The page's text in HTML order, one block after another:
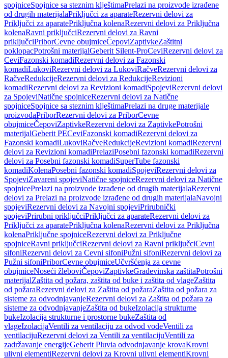
spojniceSpojnice sa steznim klještimaPrelazi na proizvode izrađene
od drugih materijalaPriključci za aparateRezervni delovi za
Priključci za aparatePriključna kolenaRezervni delovi za Priključna
kolenaRavni priključciRezervni delovi za Ravni
priključciPriborCevne obujmiceČepoviZaptivkeZaštitni
poklopacPotrošni materijalGeberit Silent-ProCeviRezervni delovi za
CeviFazonski komadiRezervni delovi za Fazonski
komadiLukoviRezervni delovi za LukoviRačveRezervni delovi za
RačveRedukcijeRezervni delovi za RedukcijeRevizioni
komadiRezervni delovi za Revizioni komadiSpojeviRezervni delovi
za SpojeviNatične spojniceRezervni delovi za Natične
spojniceSpojnice sa steznim klještimaPrelazi na druge materijale
proizvodaPriborRezervni delovi za PriborCevne
obujmiceČepoviZaptivkeRezervni delovi za ZaptivkePotrošni
materijalGeberit PECeviFazonski komadiRezervni delovi za
Fazonski komadiLukoviRačveRedukcijeRevizioni komadiRezervni
delovi za Revizioni komadiPrelaziPosebni fazonski komadiRezervni
delovi za Posebni fazonski komadiSuperTube fazonski
komadiKolenaPosebni fazonski komadiSpojeviRezervni delovi za
SpojeviZavareni spojeviNatične spojniceRezervni delovi za Natične
spojnicePrelazi na proizvode izrađene od drugih materijalaRezervni
delovi za Prelazi na proizvode izrađene od drugih materijalaNavojni
spojeviRezervni delovi za Navojni spojeviPrirubnički
spojeviPrirubni priključciPriključci za aparateRezervni delovi za
Priključci za aparatePriključna kolenaRezervni delovi za Priključna
kolenaPriključne spojniceRezervni delovi za Priključne
spojniceRavni priključciRezervni delovi za Ravni priključciCevni
sifoniRezervni delovi za Cevni sifoniPužni sifoniRezervni delovi za
Pužni sifoniPriborCevne obujmiceUčvršćenja za cevne
obujmiceNoseći žleboviČepoviZaptivkeGrađevinska zaštitaPotrošni
materijalZaštita od požara, zaštita od buke i zaštita od vlageZaštita
od požaraRezervni delovi za Zaštita od požaraZaštita od požara za
sisteme za odvodnjavanjeRezervni delovi za Zaštita od požara za
sisteme za odvodnjavanjeZaštita od bukeIzolacija strukturne
bukeIzolacija strukturne i prostorne bukeZaštita od
vlageIzolacijaVentili za ventilaciju za odvod vodeVentili za
ventilacijuRezervni delovi za Ventili za ventilacijuVentili za
zadržavanje energijeGeberit Pluvia odvodnjavanje krovaKrovni
ulivni elementiRezervni delovi za Krovni ulivni elementiKrovni